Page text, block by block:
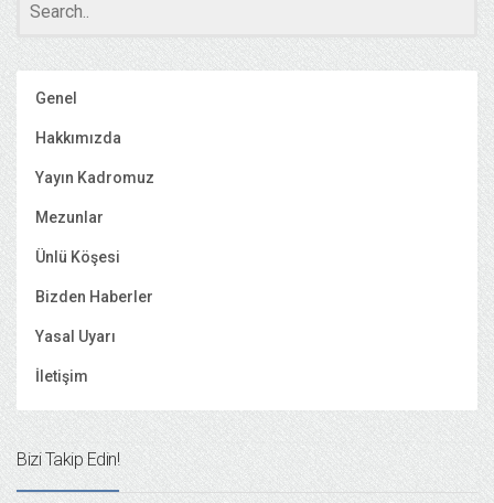
Genel
Hakkımızda
Yayın Kadromuz
Mezunlar
Ünlü Köşesi
Bizden Haberler
Yasal Uyarı
İletişim
Bizi Takip Edin!